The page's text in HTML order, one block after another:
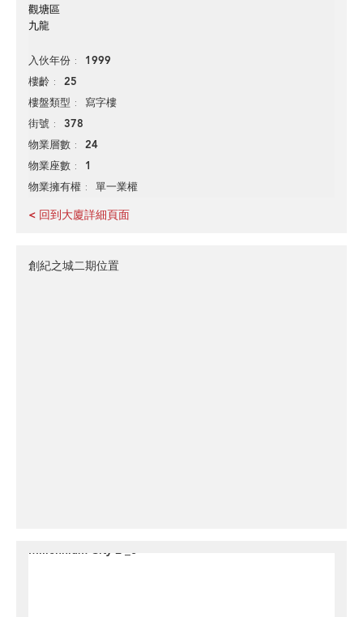
觀塘區
九龍
入伙年份 1999
樓齡 25
樓盤類型 寫字樓
街號 378
物業層數 24
物業座數 1
物業擁有權 單一業權
< 回到大廈詳細頁面
創紀之城二期位置